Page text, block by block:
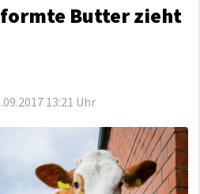
Butter zieht
.09.201713:21 Uhr